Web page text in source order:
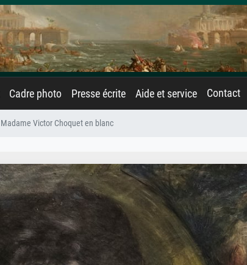
Cadre photo Presse écrite Aide et service Contact
Madame Victor Choquet en blanc